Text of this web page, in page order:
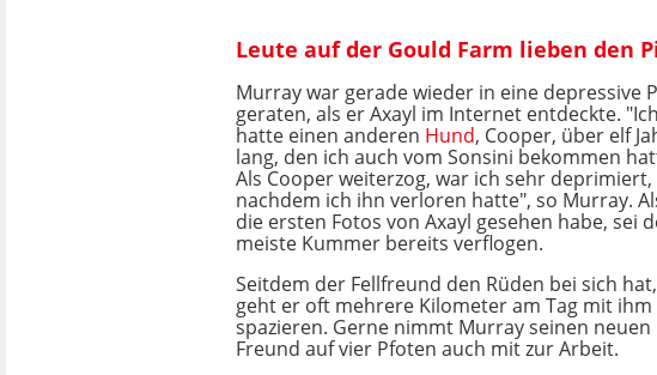
Leute auf der Gould Farm lieben den
Murray war gerade wieder in eine depressive
geraten, als er Axayl im Internet entdeckte. "Ich
hatte einen anderen Hund, Cooper, über elf
lang, den ich auch vom Sonsini bekommen
Als Cooper weiterzog, war ich sehr deprimiert,
nachdem ich ihn verloren hatte", so Murray.
die ersten Fotos von Axayl gesehen habe, sei
meiste Kummer bereits verflogen.
Seitdem der Fellfreund den Rüden bei sich hat,
geht er oft mehrere Kilometer am Tag mit ihm
spazieren. Gerne nimmt Murray seinen neuen
Freund auf vier Pfoten auch mit zur Arbeit.